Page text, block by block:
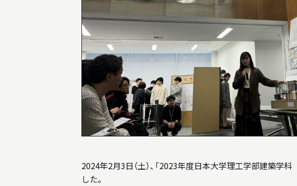
AWARD LINK
リンク
2024年2月3日（土）、「2023年度日本大学理工学部建築学
した。